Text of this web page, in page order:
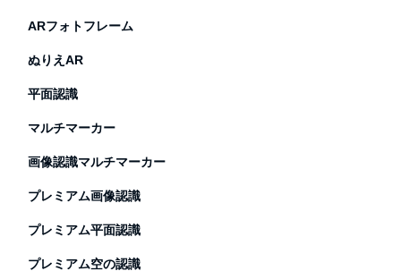
ARフォトフレーム
ぬりえAR
平面認識
マルチマーカー
画像認識マルチマーカー
プレミアム画像認識
プレミアム平面認識
プレミアム空の認識